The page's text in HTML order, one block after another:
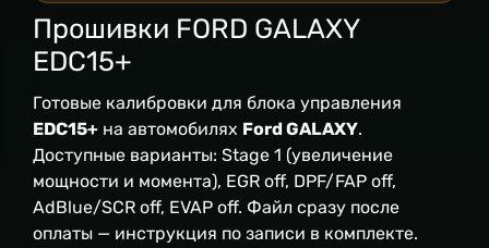
Прошивки FORD GALAXY
EDC15+
Готовые калибровки для блока управления
EDC15+ на автомобилях Ford GALAXY.
Доступные варианты: Stage 1 (увеличение
мощности и момента), EGR off, DPF/FAP off,
AdBlue/SCR off, EVAP off. Файл сразу после
оплаты — инструкция по записи в комплекте.